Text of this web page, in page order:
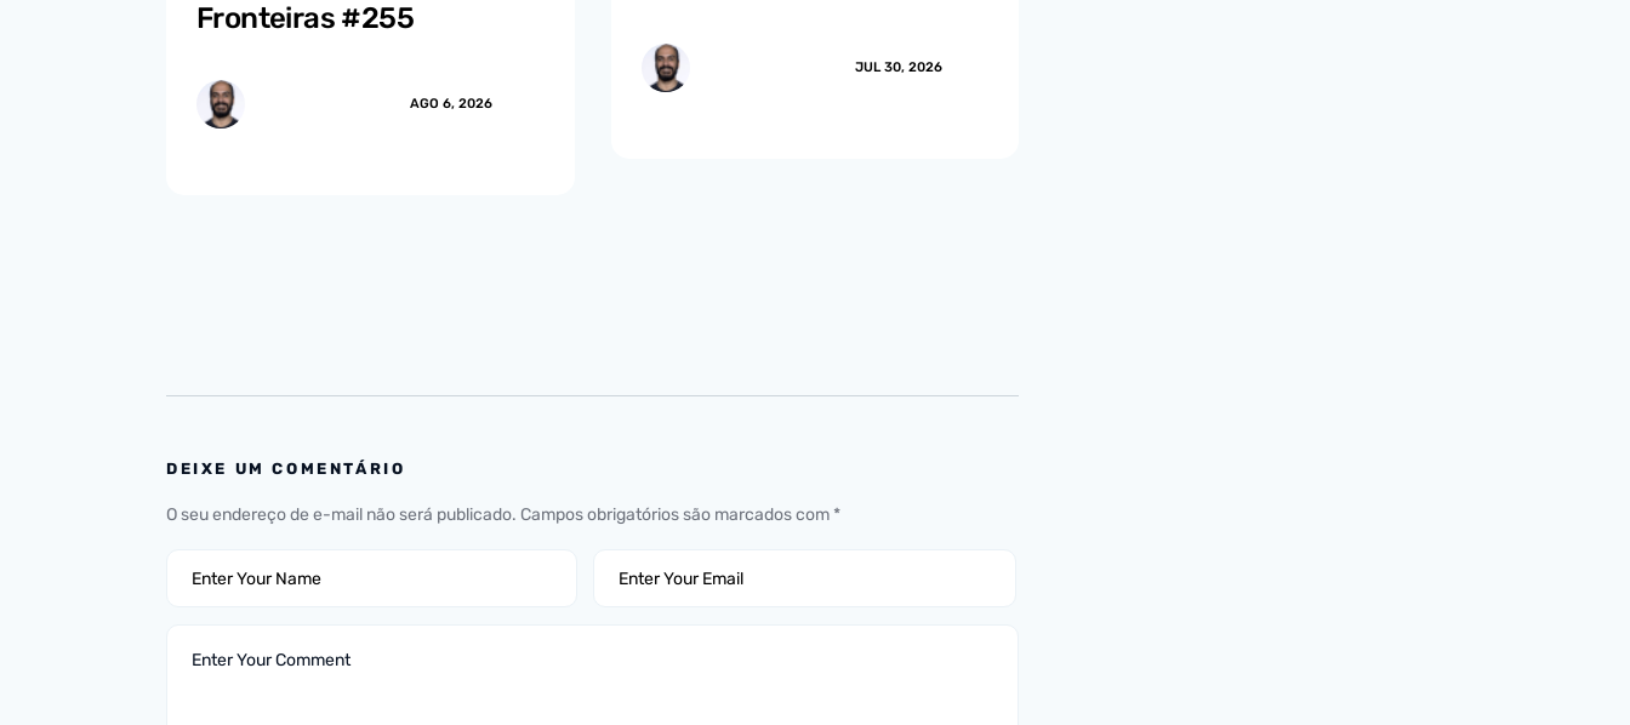
Fronteiras #255
AGO 6, 2026
JUL 30, 2026
DEIXE UM COMENTÁRIO
O seu endereço de e-mail não será publicado. Campos obrigatórios são marcados com *